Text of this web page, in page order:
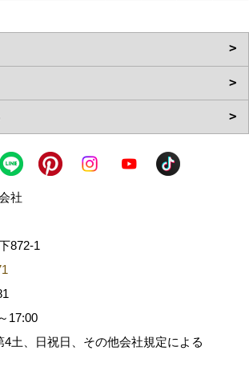
社
872‐1
17:00
4土、日祝日、その他会社規定による